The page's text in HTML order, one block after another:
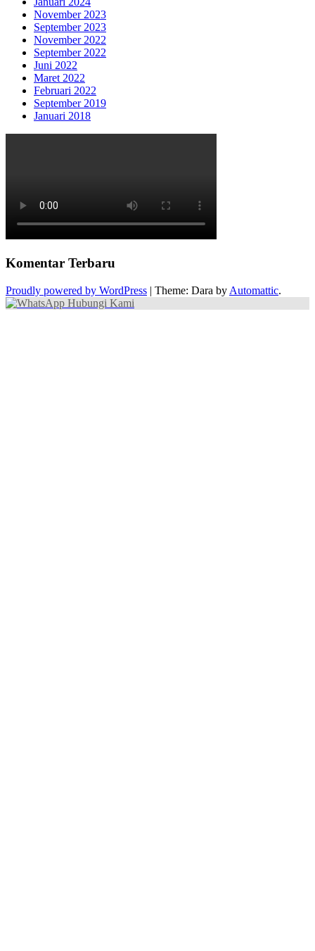
November 2023
September 2023
November 2022
September 2022
Juni 2022
Maret 2022
Februari 2022
September 2019
Januari 2018
Komentar Terbaru
Proudly powered by WordPress | Theme: Dara by Automattic.
Hubungi Kami